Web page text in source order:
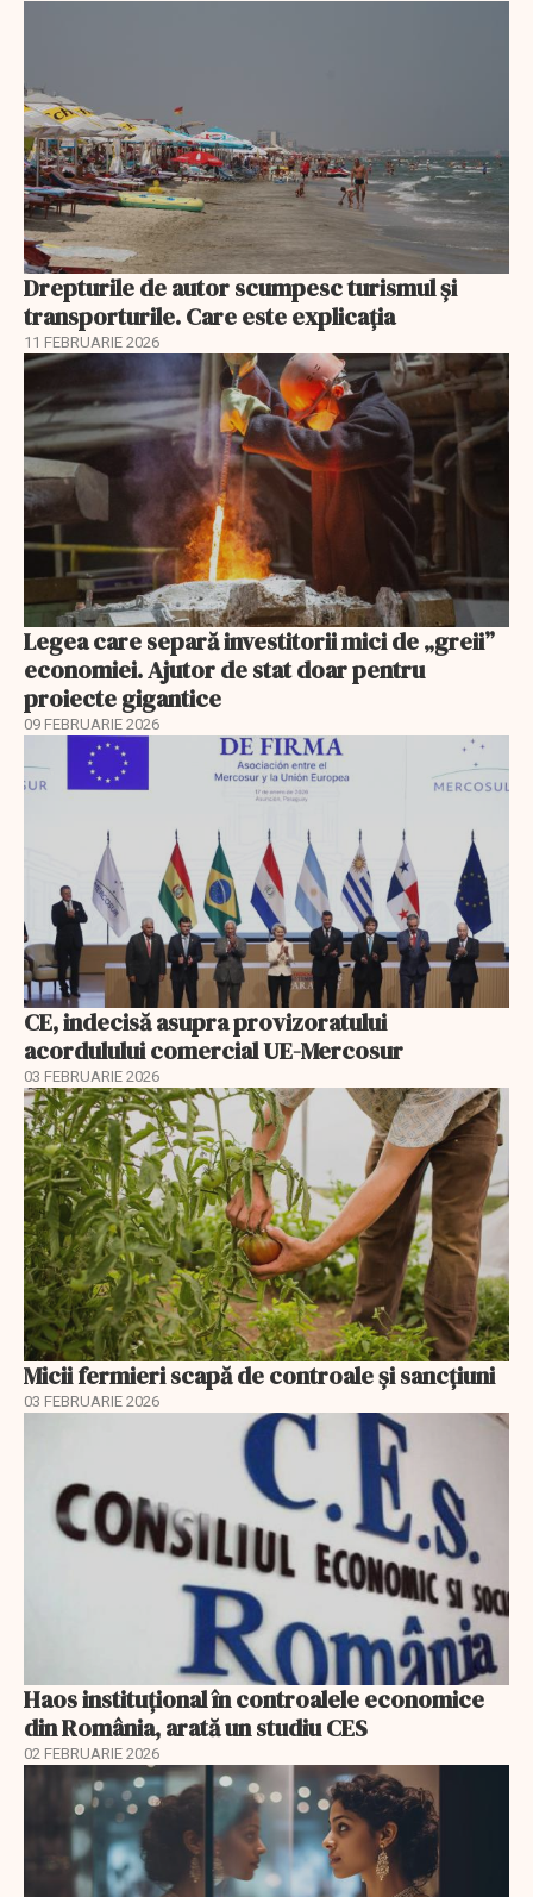
Drepturile de autor scumpesc turismul și
transporturile. Care este explicația
11 FEBRUARIE 2026
Legea care separă investitorii mici de „greii”
economiei. Ajutor de stat doar pentru
proiecte gigantice
09 FEBRUARIE 2026
CE, indecisă asupra provizoratului
acordulului comercial UE-Mercosur
03 FEBRUARIE 2026
Micii fermieri scapă de controale și sancțiuni
03 FEBRUARIE 2026
Haos instituțional în controalele economice
din România, arată un studiu CES
02 FEBRUARIE 2026